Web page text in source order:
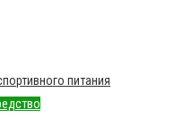
питания